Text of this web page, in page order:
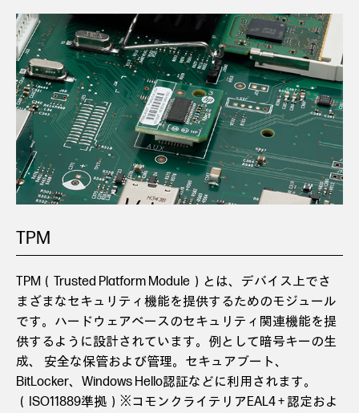
TPM
TPM（Trusted Platform Module）とは、デバイス上でさ
まざまなセキュリティ機能を提供するためのモジュール
です。ハードウェアベースのセキュリティ関連機能を提
供するように設計されています。例として暗号キーの生
成、 安全な保管および管理。セキュアブート、
BitLocker、Windows Hello認証などに利用されます。
（ISO11889準拠）※コモンクライテリアEAL4 + 認定およ